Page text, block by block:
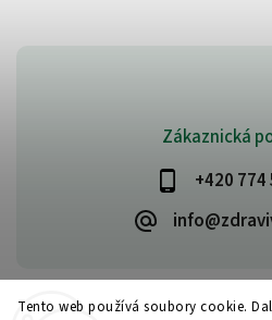
Tento web používá soubory cookie.
Zákaznická
+420 774